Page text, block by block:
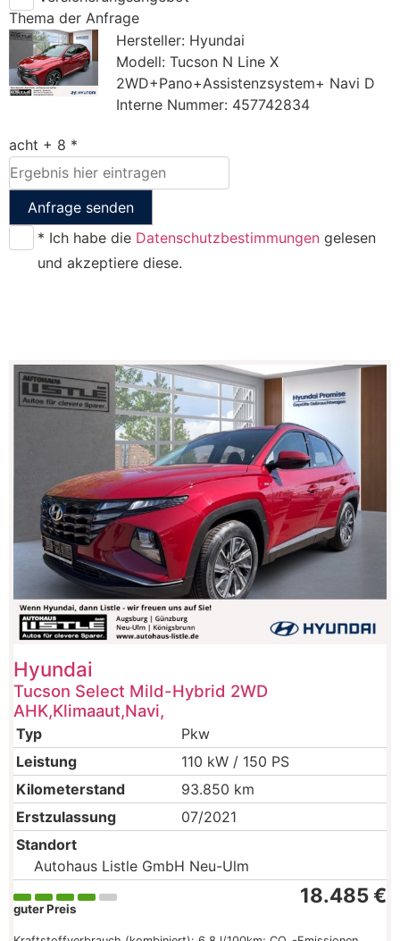
Thema der Anfrage
Hersteller: Hyundai
Modell: Tucson N Line X
2WD+Pano+Assistenzsystem+ Navi D
Interne Nummer: 457742834
acht + 8 *
Anfrage senden
* Ich habe die Datenschutzbestimmungen gelesen
und akzeptiere diese.
Hyundai
Tucson Select Mild-Hybrid 2WD
AHK,Klimaaut,Navi,
Typ
Pkw
Leistung
110 kW / 150 PS
Kilometerstand
93.850 km
Erstzulassung
07/2021
Standort
Autohaus Listle GmbH Neu-Ulm
18.485 €
guter Preis